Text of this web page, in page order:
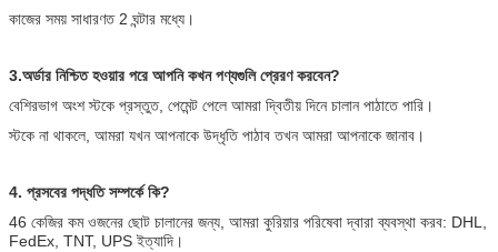
কাজের সময় সাধারণত 2 ঘন্টার মধ্যে।
3.অর্ডার নিশ্চিত হওয়ার পরে আপনি কখন পণ্যগুলি প্রেরণ করবেন?
বেশিরভাগ অংশ স্টকে প্রস্তুত, পেমেন্ট পেলে আমরা দ্বিতীয় দিনে চালান পাঠাতে পারি।
স্টকে না থাকলে, আমরা যখন আপনাকে উদ্ধৃতি পাঠাব তখন আমরা আপনাকে জানাব।
4. প্রসবের পদ্ধতি সম্পর্কে কি?
46 কেজির কম ওজনের ছোট চালানের জন্য, আমরা কুরিয়ার পরিষেবা দ্বারা ব্যবস্থা করব: DHL,
FedEx, TNT, UPS ইত্যাদি।